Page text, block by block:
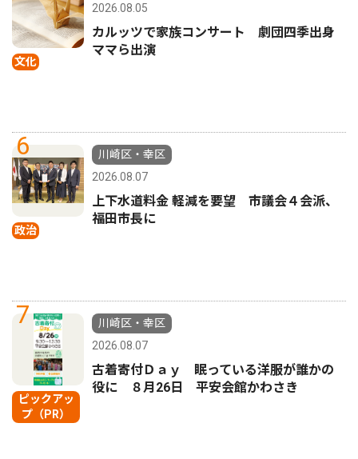
文化
2026.08.05
カルッツで家族コンサート 劇団四季出身
ママら出演
6
政治
川崎区・幸区
2026.08.07
上下水道料金 軽減を要望 市議会４会派、
福田市長に
7
ピックアッ
プ（PR）
川崎区・幸区
2026.08.07
古着寄付Ｄａｙ 眠っている洋服が誰かの
役に ８月26日 平安会館かわさき